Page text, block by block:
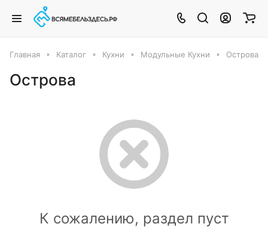
Главная Каталог Кухни Модульные Кухни Острова
Острова
К сожалению, раздел пуст